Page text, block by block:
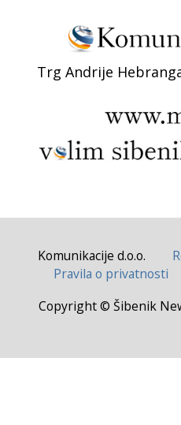
Trg Andrije
Komunikacije d.o.o.
Pravila o privatnosti
Copyright © Šibenik